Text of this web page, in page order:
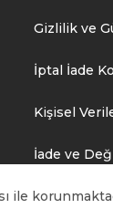
Gizlilik ve
İptal İade
Kişisel
İade ve
ile